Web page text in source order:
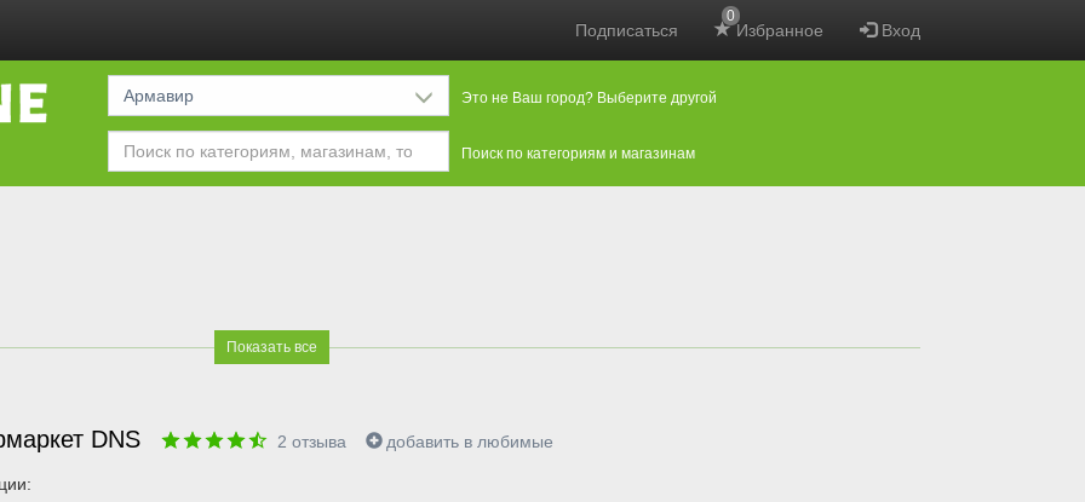
Подписаться Избранное
0
Вход
Армавир Это не Ваш город? Выберите другой
Поиск по категориям и магазинам
Показать все
DNS 2 отзыва добавить в любимые